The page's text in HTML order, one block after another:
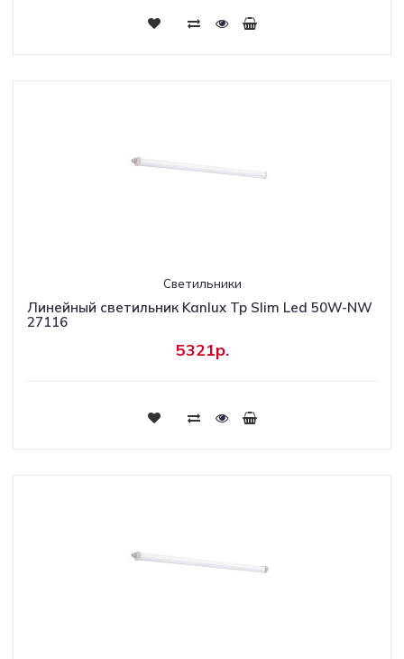
Светильники
Линейный светильник Kanlux Tp Slim Led 50W-NW
27116
5321р.